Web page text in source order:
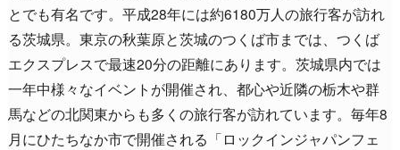
とでも有名です。平成28年には約6180万人の旅行客が訪れ
る茨城県。東京の秋葉原と茨城のつくば市までは、つくば
エクスプレスで最速20分の距離にあります。茨城県内では
一年中様々なイベントが開催され、都心や近隣の栃木や群
馬などの北関東からも多くの旅行客が訪れています。毎年8
月にひたちなか市で開催される「ロックインジャパンフェ